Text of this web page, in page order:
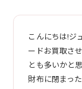
こんにちは!ジ
ードお買取さ
とも多いかと
財布に閉まっ